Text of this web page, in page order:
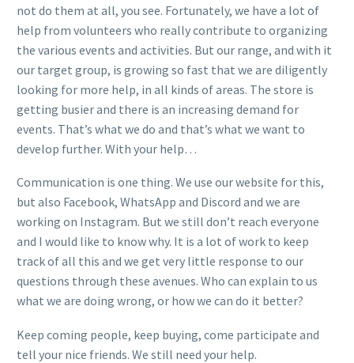
not do them at all, you see. Fortunately, we have a lot of
help from volunteers who really contribute to organizing
the various events and activities. But our range, and with it
our target group, is growing so fast that we are diligently
looking for more help, in all kinds of areas. The store is
getting busier and there is an increasing demand for
events. That’s what we do and that’s what we want to
develop further. With your help…
Communication is one thing. We use our website for this,
but also Facebook, WhatsApp and Discord and we are
working on Instagram. But we still don’t reach everyone
and I would like to know why. It is a lot of work to keep
track of all this and we get very little response to our
questions through these avenues. Who can explain to us
what we are doing wrong, or how we can do it better?
Keep coming people, keep buying, come participate and
tell your nice friends. We still need your help.